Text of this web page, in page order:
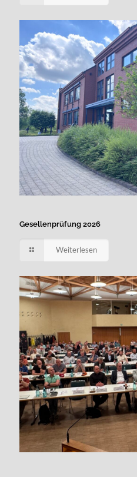
Gesellenprüfung 2026
Weiterlesen